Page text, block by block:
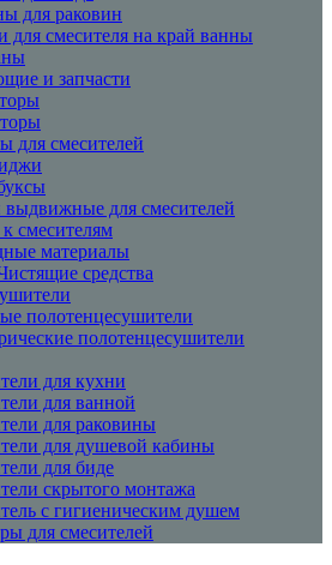
для раковин
для смесителя на край ванны
и запчасти
для смесителей
для смесителей
смесителям
материалы
средства
полотенцесушители
полотенцесушители
для кухни
для ванной
для раковины
для душевой кабины
для биде
скрытого монтажа
с гигиеническим душем
для смесителей